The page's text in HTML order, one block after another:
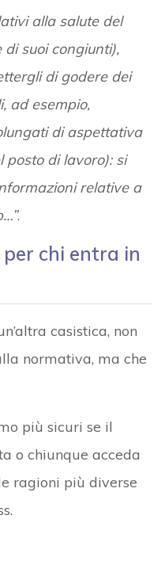
alla salute del
suoi congiunti),
di godere dei
ad esempio,
di aspettativa
posto di lavoro): si
relative a
.
chi entra in
casistica, non
normativa, ma che
più sicuri se il
o chiunque acceda
ragioni più diverse